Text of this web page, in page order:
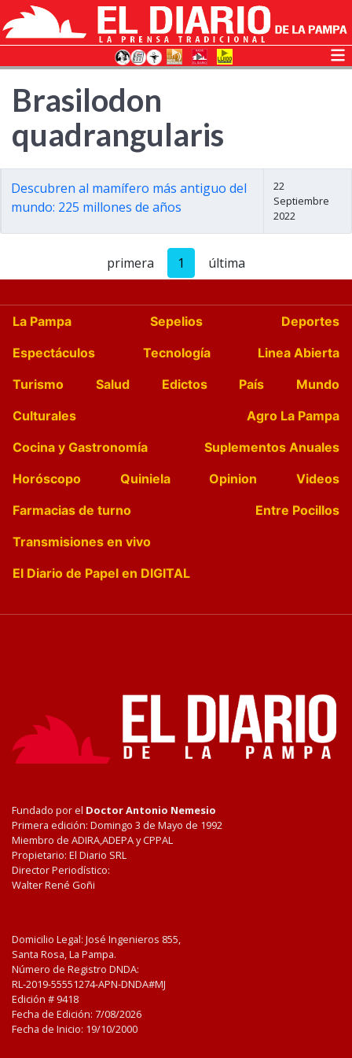
Brasilodon
quadrangularis
Descubren al mamífero más antiguo del
mundo: 225 millones de años
22
Septiembre
2022
primera 1 última
La Pampa Sepelios
Deportes
Espectáculos
Tecnología
Linea Abierta
Turismo
Salud Edictos País
Mundo
Culturales
Agro La Pampa
Cocina y Gastronomía
Suplementos Anuales
Horóscopo
Quiniela Opinion
Videos
Farmacias de turno
Entre Pocillos
Transmisiones en vivo
El Diario de Papel en DIGITAL
Fundado por el Doctor Antonio Nemesio
Primera edición: Domingo 3 de Mayo de 1992
Miembro de ADIRA,ADEPA y CPPAL
Propietario: El Diario SRL
Director Periodístico:
Walter René Goñi
Domicilio Legal: José Ingenieros 855,
Santa Rosa, La Pampa.
Número de Registro DNDA:
RL-2019-55551274-APN-DNDA#MJ
Edición # 9418
Fecha de Edición: 7/08/2026
Fecha de Inicio: 19/10/2000